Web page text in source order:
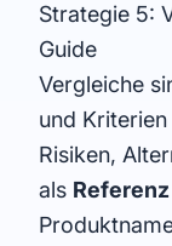
Strategie 5:
Guide
Vergleiche
und
Risiken,
als Referenz